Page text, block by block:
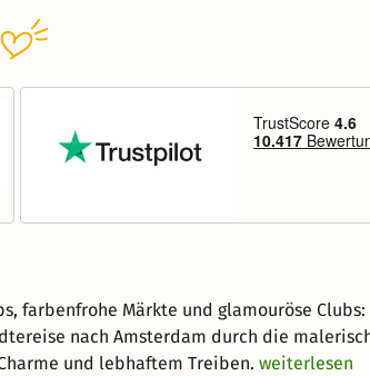
farbenfrohe Märkte und glamouröse
nach Amsterdam durch die
und lebhaftem Treiben. weiterlesen